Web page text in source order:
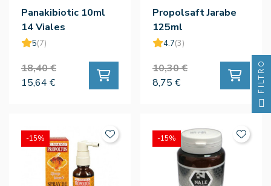
Panakibiotic 10ml
14 Viales
5(7)
18,40 €
15,64 €
Propolsaft Jarabe
125ml
4.7(3)
10,30 €
8,75 €
-15% -15%
FILTRO